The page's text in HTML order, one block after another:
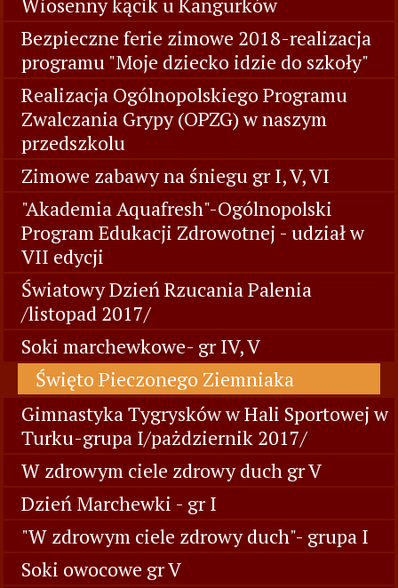
Bezpieczne ferie zimowe 2018-realizacja
programu "Moje dziecko idzie do szkoły"
Realizacja Ogólnopolskiego Programu
Zwalczania Grypy (OPZG) w naszym
przedszkolu
Zimowe zabawy na śniegu gr I, V, VI
"Akademia Aquafresh"-Ogólnopolski
Program Edukacji Zdrowotnej - udział w
VII edycji
Światowy Dzień Rzucania Palenia
/listopad 2017/
Soki marchewkowe- gr IV, V
Święto Pieczonego Ziemniaka
Gimnastyka Tygrysków w Hali Sportowej w
Turku-grupa I/pażdziernik 2017/
W zdrowym ciele zdrowy duch gr V
Dzień Marchewki - gr I
"W zdrowym ciele zdrowy duch"- grupa I
Soki owocowe gr V